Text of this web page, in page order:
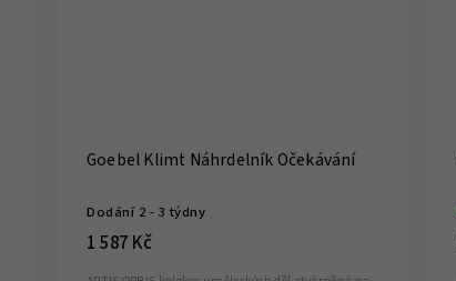
Goebel Klimt Náhrdelník Očekávání
Dodání 2 - 3 týdny
1 587 Kč